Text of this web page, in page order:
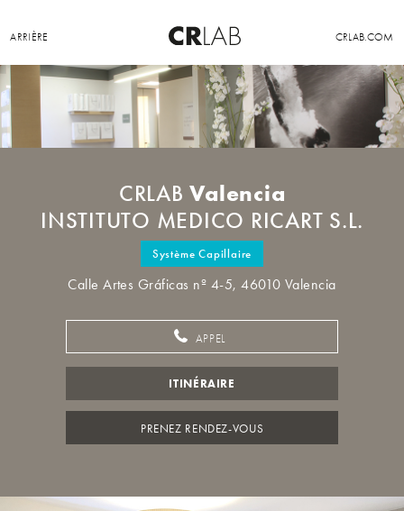
ARRIÈRE CRLAB.COM
CRLAB Valencia
INSTITUTO MEDICO RICART S.L.
Système Capillaire
Calle Artes Gráficas nº 4-5, 46010 Valencia
APPEL
ITINÉRAIRE
PRENEZ RENDEZ-VOUS